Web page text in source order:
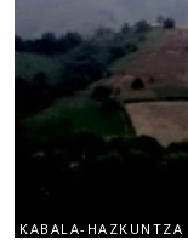
KABALA-HAZKUNTZA